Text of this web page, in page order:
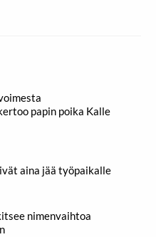
papin poika Kalle
aina jää työpaikalle
nimenvaihtoa